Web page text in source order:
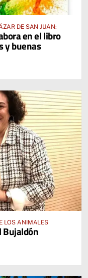
DE SAN JUAN:
en el libro
y buenas
LOS ANIMALES